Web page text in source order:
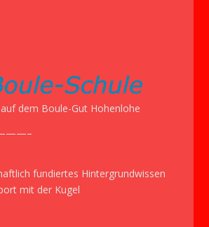
dem Boule-Gut Hohenlohe
fundiertes Hintergrundwissen
mit der Kugel